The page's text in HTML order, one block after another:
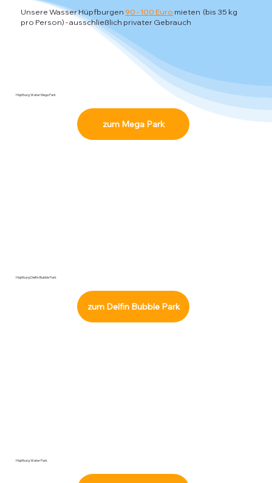
Unsere Wasser Hüpfburgen 90 - 100 Euro mieten (bis 35 kg
pro Person)- ausschließlich privater Gebrauch
Hüpfburg Water Mega Park
zum Mega Park
Hüpfburg Delfin Bubble Park
zum Delfin Bubble Park
Hüpfburg Water Park